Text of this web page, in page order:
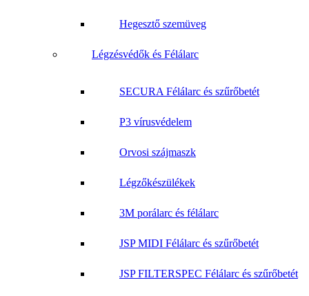
Hegesztő szemüveg
Légzésvédők és Félálarc
SECURA Félálarc és szűrőbetét
P3 vírusvédelem
Orvosi szájmaszk
Légzőkészülékek
3M porálarc és félálarc
JSP MIDI Félálarc és szűrőbetét
JSP FILTERSPEC Félálarc és szűrőbetét